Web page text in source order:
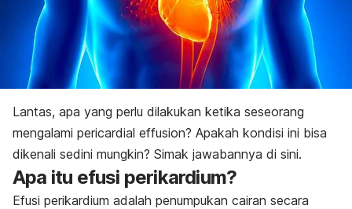
Lantas, apa yang perlu dilakukan ketika seseorang
mengalami pericardial effusion? Apakah kondisi ini bisa
dikenali sedini mungkin? Simak jawabannya di sini.
Apa itu efusi perikardium?
Efusi perikardium adalah penumpukan cairan secara